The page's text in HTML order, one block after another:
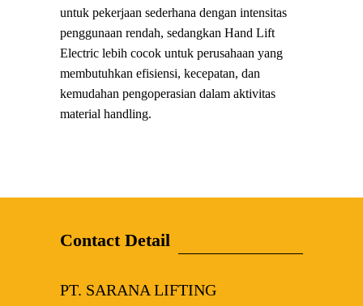
untuk pekerjaan sederhana dengan intensitas
penggunaan rendah, sedangkan Hand Lift
Electric lebih cocok untuk perusahaan yang
membutuhkan efisiensi, kecepatan, dan
kemudahan pengoperasian dalam aktivitas
material handling.
Contact Detail
PT. SARANA LIFTING